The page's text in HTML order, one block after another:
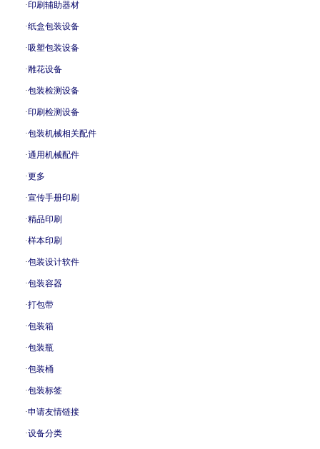
·印刷辅助器材
·纸盒包装设备
·吸塑包装设备
·雕花设备
·包装检测设备
·印刷检测设备
·包装机械相关配件
·通用机械配件
·更多
·宣传手册印刷
·精品印刷
·样本印刷
·包装设计软件
·包装容器
·打包带
·包装箱
·包装瓶
·包装桶
·包装标签
·申请友情链接
·设备分类